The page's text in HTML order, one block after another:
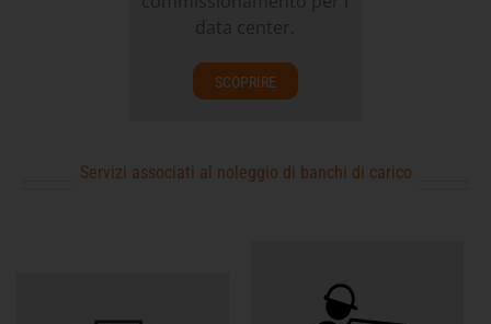
data center.
SCOPRIRE
Servizi associati al noleggio di banchi di carico